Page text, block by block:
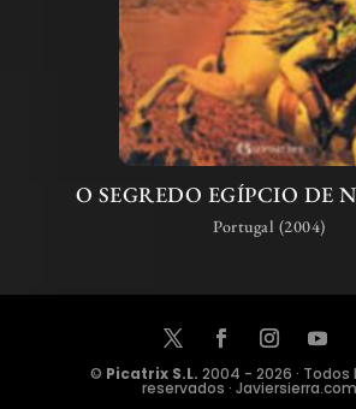
O SEGREDO EGÍPCIO DE
Portugal (2004)
© Picatrix S.L. 2004 - 2026 ·
reservados ·